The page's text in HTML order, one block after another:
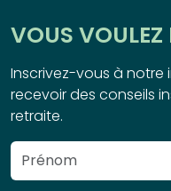
VOUS VOULEZ
Inscrivez-vous à notre
recevoir des conseils
retraite.